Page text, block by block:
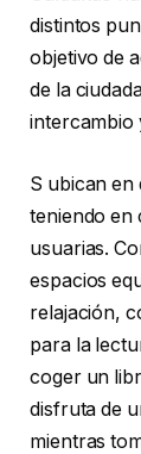
distintos
objetivo de
de la
intercambio
S ubican en
teniendo en
usuarias.
espacios
relajación,
para la
coger un
disfruta de
mientras